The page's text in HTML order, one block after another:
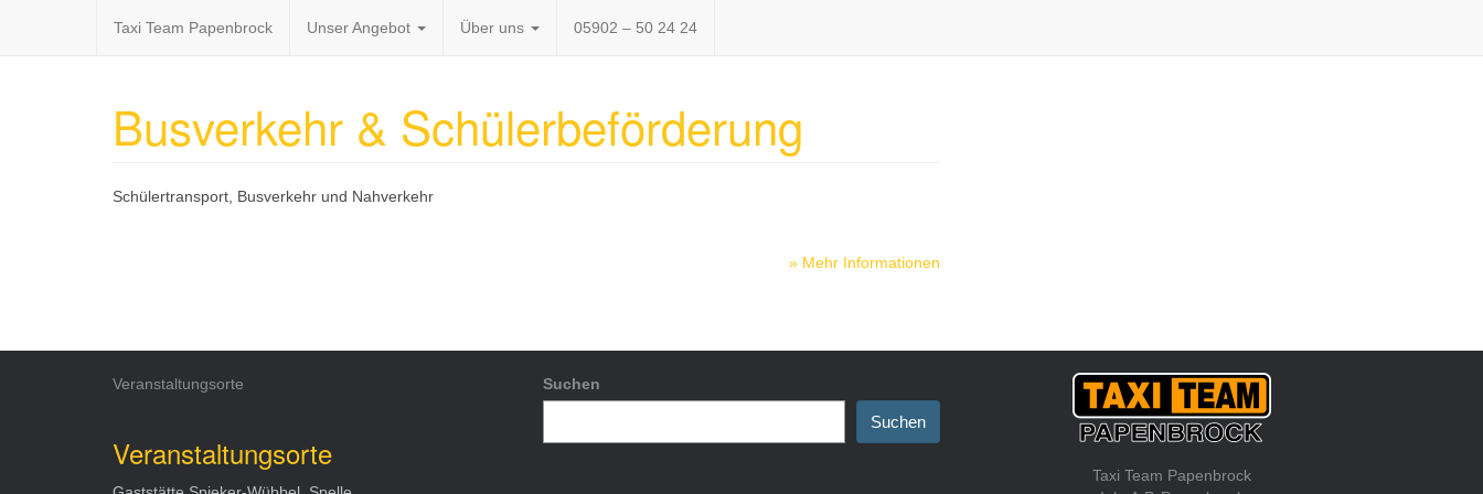
Taxi Team Papenbrock Unser Angebot Über uns 05902 – 50 24 24
Busverkehr & Schülerbeförderung
Schülertransport, Busverkehr und Nahverkehr
» Mehr Informationen
Veranstaltungsorte
Veranstaltungsorte
Suchen
Suchen
Taxi Team Papenbrock